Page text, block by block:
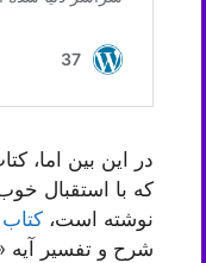
در این بین اما،
که با استقبال
نوشته است، کتاب
شرح و تفسیر آیه